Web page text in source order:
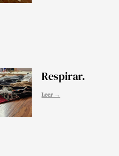
Respirar.
Leer →